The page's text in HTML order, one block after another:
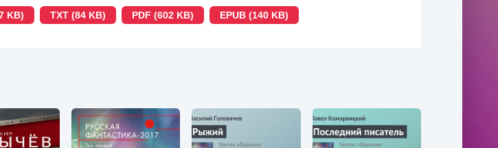
KB) TXT (84 KB) PDF (602 KB) EPUB (140 KB)